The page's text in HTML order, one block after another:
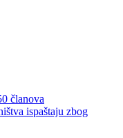
članova
ispaštaju zbog